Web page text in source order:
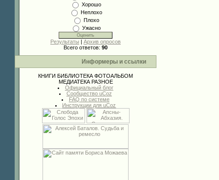
Хорошо
Неплохо
Плохо
Ужасно
Результаты | Архив опросов
Всего ответов: 90
Информеры и ссылки
КНИГИ БИБЛИОТЕКА ФОТОАЛЬБОМ
МЕДИАТЕКА РАЗНОЕ
Официальный блог
Сообщество uCoz
FAQ по системе
Инструкции для uCoz